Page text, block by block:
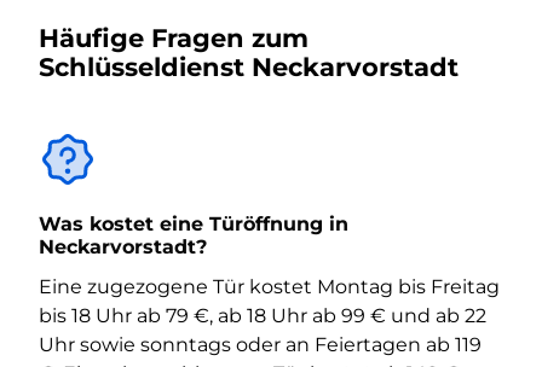
Häufige Fragen zum
Schlüsseldienst Neckarvorstadt
Was kostet eine Türöffnung in
Neckarvorstadt?
Eine zugezogene Tür kostet Montag bis Freitag
bis 18 Uhr ab 79 €, ab 18 Uhr ab 99 € und ab 22
Uhr sowie sonntags oder an Feiertagen ab 119